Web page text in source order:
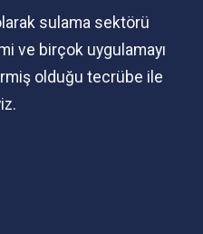
sulama sektörü
ve birçok uygulamayı
olduğu tecrübe ile